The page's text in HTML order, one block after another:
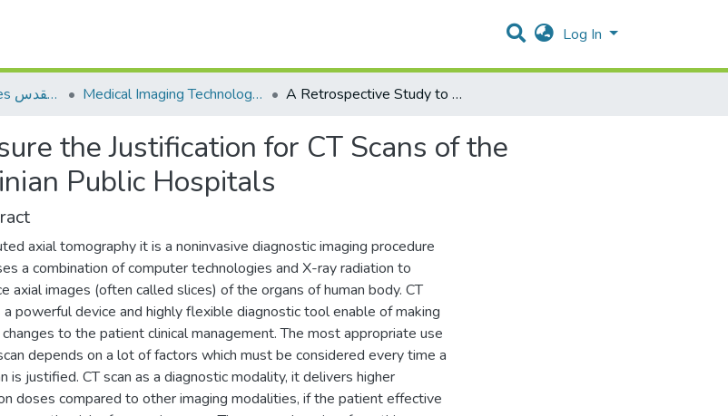
Log In
AQU Master Theses الرسائل الجامعية الخاصة بجامعة القدس Medical Imaging Technology تكنولوجيا التصوير الطبي A Retrospective Study to Measure the Justification for CT Scans of the Abdomen and pelvis in Palestinian Public Hospitals
the Justification for CT Scans of the
Public Hospitals
axial tomography it is a noninvasive diagnostic imaging procedure
a combination of computer technologies and X-ray radiation to
axial images (often called slices) of the organs of human body. CT
a powerful device and highly flexible diagnostic tool enable of making
changes to the patient clinical management. The most appropriate use
depends on a lot of factors which must be considered every time a
is justified. CT scan as a diagnostic modality, it delivers higher
doses compared to other imaging modalities, if the patient effective